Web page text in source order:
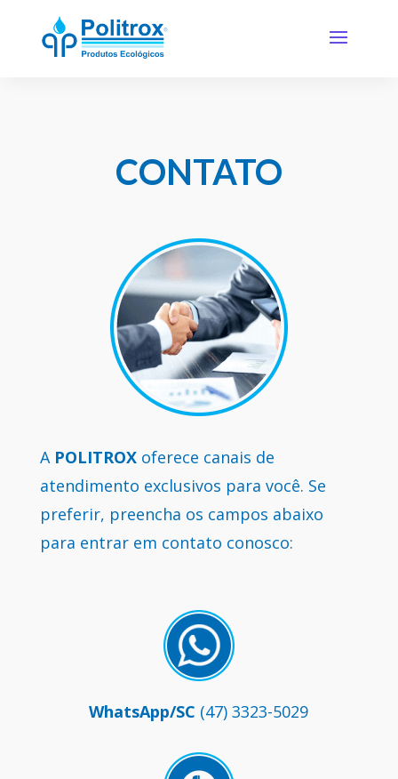
CONTATO
A POLITROXoferece canais de
atendimento exclusivos para você. Se
preferir, preencha os campos abaixo
para entrar em contato conosco:
WhatsApp/SC (47) 3323-5029